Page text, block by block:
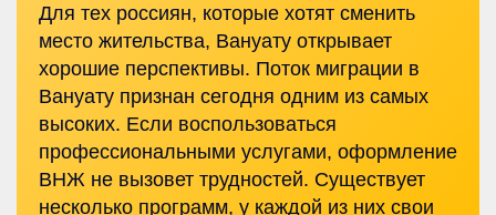
Для тех россиян, которые хотят сменить
место жительства, Вануату открывает
хорошие перспективы. Поток миграции в
Вануату признан сегодня одним из самых
высоких. Если воспользоваться
профессиональными услугами, оформление
ВНЖ не вызовет трудностей. Существует
несколько программ, у каждой из них свои